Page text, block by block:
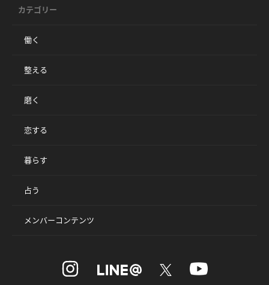
カテゴリー
働く
整える
磨く
恋する
暮らす
占う
メンバーコンテンツ